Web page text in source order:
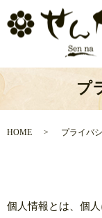
プ
HOME プライバ
個人情報とは、個